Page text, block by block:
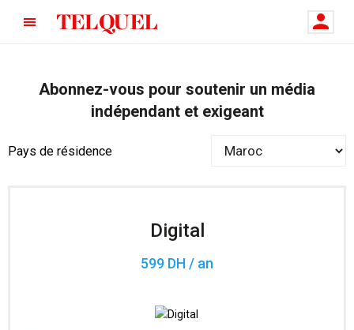
Abonnez-vous pour soutenir un média
indépendant et exigeant
Pays de résidence
Digital
599 DH / an